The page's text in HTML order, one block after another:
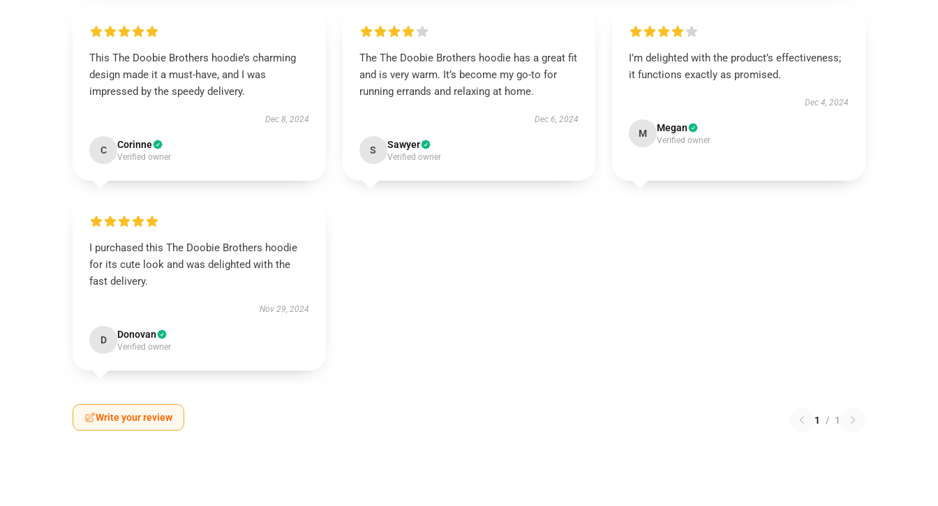
This The Doobie Brothers hoodie’s charming
design made it a must-have, and I was
impressed by the speedy delivery.
Dec 8, 2024
C Corinne
Verified owner
The The Doobie Brothers hoodie has a great fit
and is very warm. It’s become my go-to for
running errands and relaxing at home.
Dec 6, 2024
S Sawyer
Verified owner
I’m delighted with the product’s effectiveness;
it functions exactly as promised.
Dec 4, 2024
M Megan
Verified owner
I purchased this The Doobie Brothers hoodie
for its cute look and was delighted with the
fast delivery.
Nov 29, 2024
D Donovan
Verified owner
Write your review 1 / 1